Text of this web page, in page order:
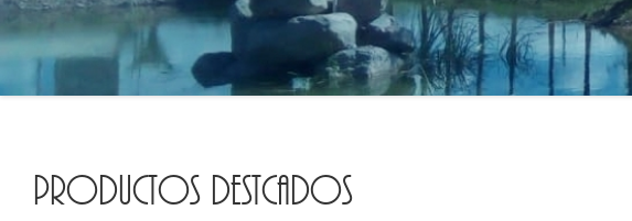
Productos Destcados